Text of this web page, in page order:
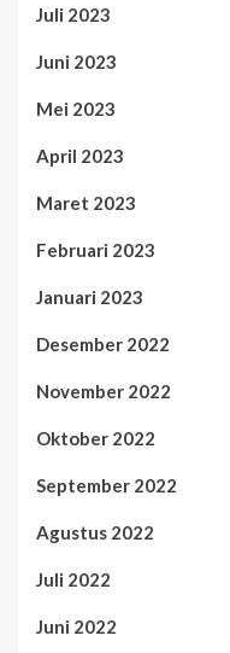
Juli 2023
Juni 2023
Mei 2023
April 2023
Maret 2023
Februari 2023
Januari 2023
Desember 2022
November 2022
Oktober 2022
September 2022
Agustus 2022
Juli 2022
Juni 2022